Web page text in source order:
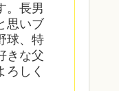
。長男
思いブ
球、特
きな父
ろしく